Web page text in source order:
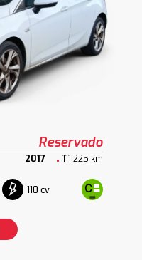
Reservado
2017 111.225 km
110 cv